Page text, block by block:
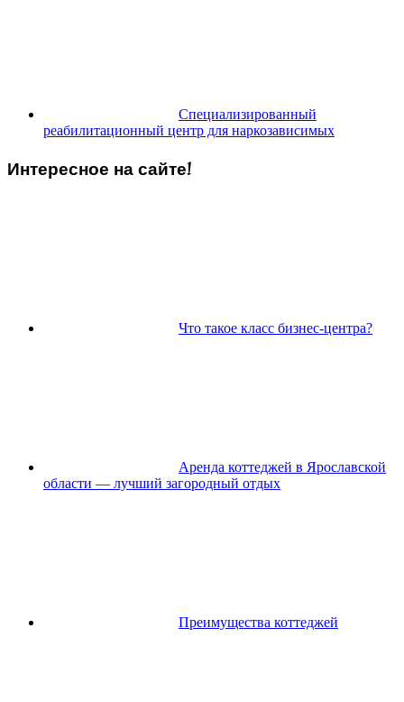
Специализированный
реабилитационный центр для наркозависимых
Интересное на сайте!
Что такое класс бизнес-центра?
Аренда коттеджей в Ярославской
области — лучший загородный отдых
Преимущества коттеджей